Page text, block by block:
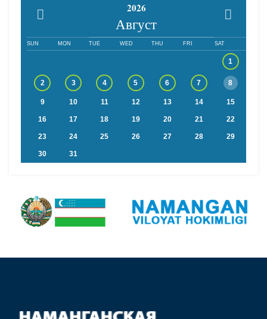
2026
Август
SUN MON TUE WED THU FRI SAT
1
2 3 4 5 6 7 8
9 10 11 12 13 14 15
16 17 18 19 20 21 22
23 24 25 26 27 28 29
30 31